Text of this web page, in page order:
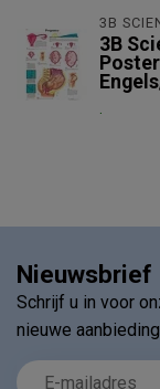
3B
3B
.
Nieuwsbrief
Schrijf u in voor
nieuwe